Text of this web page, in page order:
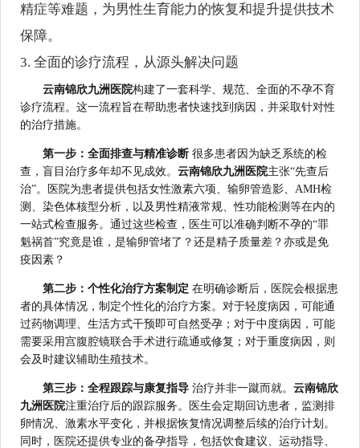
精症等难题，为男性生育能力的恢复和提升提供技术
保障。
3. 全面的诊疗流程，从源头解决问题
云南锦欣九洲医院构建了一套科学、规范、全面的不孕不育
诊疗流程。这一流程旨在帮助患者快速找到病因，并采取针对性
的治疗措施。
第一步：全面排查与精准诊断 很多患者因为缺乏系统的检
查，盲目治疗多年却不见成效。云南锦欣九洲医院主张“先查后
治”。医院为患者提供包括女性激素六项、输卵管造影、AMH检
测、染色体核型分析，以及男性精液常规、性功能检测等在内的
一站式检查服务。通过这些检查，医生可以准确判断不孕的“罪
魁祸首”究竟是谁，是输卵管堵了？还是精子质量差？亦或是免
疫因素？
第二步：个性化治疗方案制定 在明确诊断后，医院会根据患
者的具体情况，制定个性化的治疗方案。对于轻度病因，可能通
过药物调理、生活方式干预即可自然受孕；对于中度病因，可能
需要采用宫腹腔镜联合手术进行疏通或修复；对于重度病因，则
会及时建议辅助生殖技术。
第三步：全程跟踪与康复指导 治疗并非一蹴而就。云南锦欣
九洲医院注重治疗后的跟踪服务。医生会定期回访患者，监测排
卵情况、激素水平变化，并根据恢复情况调整后续的治疗计划。
同时，医院还提供专业的备孕指导，包括饮食建议、运动指导、